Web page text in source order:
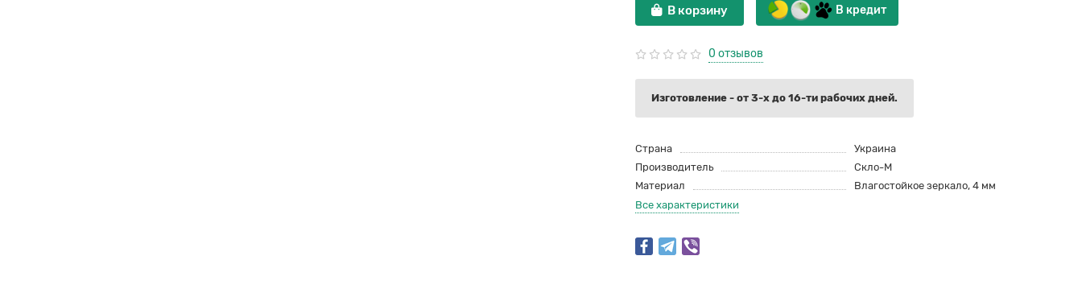
В корзину В кредит
0 отзывов
Изготовление - от 3-х до 16-ти рабочих дней.
Страна
Украина
Производитель
Скло-М
Материал
Влагостойкое зеркало, 4 мм
Все характеристики